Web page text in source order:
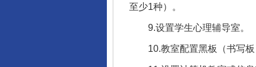
至少1种）。
9.设置学生心理辅导室。
10.教室配置黑板（书写板